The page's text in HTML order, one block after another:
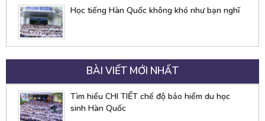
Học tiếng Hàn Quốc không khó như bạn nghĩ
BÀI VIẾT MỚI NHẤT
Tìm hiểu CHI TIẾT chế độ bảo hiểm du học
sinh Hàn Quốc